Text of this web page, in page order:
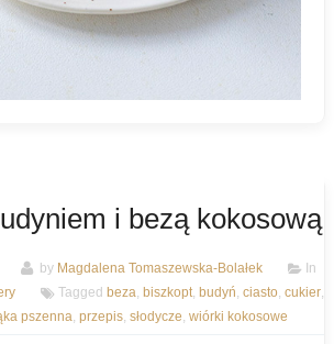
i bezą kokosową
by Magdalena Tomaszewska-Bolałek
In
Tagged beza, biszkopt, budyń, ciasto, cukier,
pszenna, przepis, słodycze, wiórki kokosowe